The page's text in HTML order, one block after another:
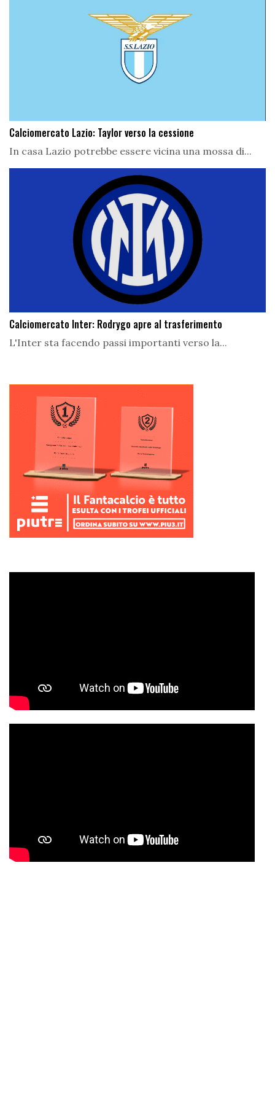
Calciomercato Lazio: Taylor verso la cessione
In casa Lazio potrebbe essere vicina una mossa di...
Calciomercato Inter: Rodrygo apre al trasferimento
L'Inter sta facendo passi importanti verso la...